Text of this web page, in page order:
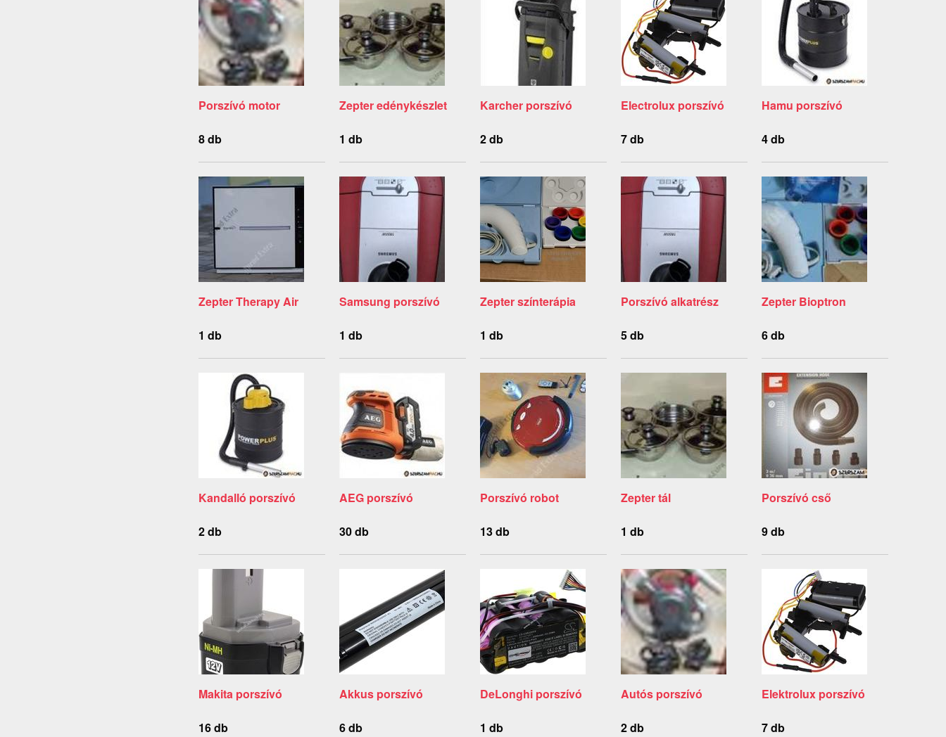
Porszívó motor
8 db
Zepter edénykészlet
1 db
Karcher porszívó
2 db
Electrolux porszívó
7 db
Hamu porszívó
4 db
Zepter Therapy Air
1 db
Samsung porszívó
1 db
Zepter színterápia
1 db
Porszívó alkatrész
5 db
Zepter Bioptron
6 db
Kandalló porszívó
2 db
AEG porszívó
30 db
Porszívó robot
13 db
Zepter tál
1 db
Porszívó cső
9 db
Makita porszívó
16 db
Akkus porszívó
6 db
DeLonghi porszívó
1 db
Autós porszívó
2 db
Elektrolux porszívó
7 db